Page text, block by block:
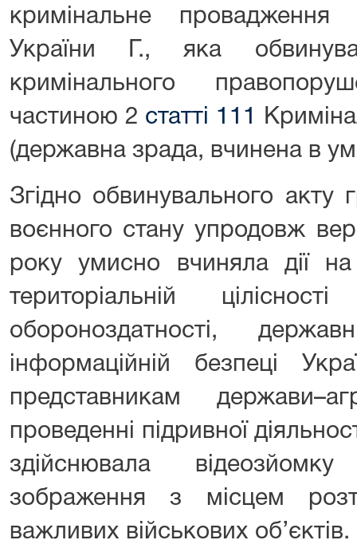
кримінальне провадження
України Г., яка
кримінального
частиною 2 статті 111
(державна зрада, вчинена в
Згідно обвинувального акту
воєнного стану упродовж
року умисно вчиняла дії на
територіальній
обороноздатності,
інформаційній безпеці
представникам
проведенні підривної
здійснювала
зображення з місцем
важливих військових